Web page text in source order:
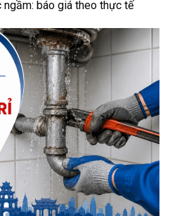
báo giá theo thực tế